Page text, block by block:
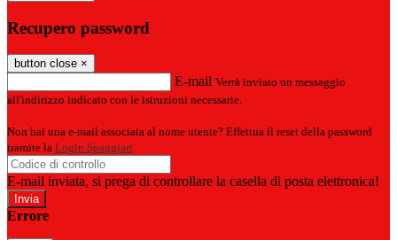
Recupero password
button close ×
E-mail Verrà inviato un messaggio
all'indirizzo indicato con le istruzioni necessarie.
Non hai una e-mail associata al nome utente? Effettua il reset della password
tramite la Login Spaggiari
E-mail inviata, si prega di controllare la casella di posta elettronica!
Errore